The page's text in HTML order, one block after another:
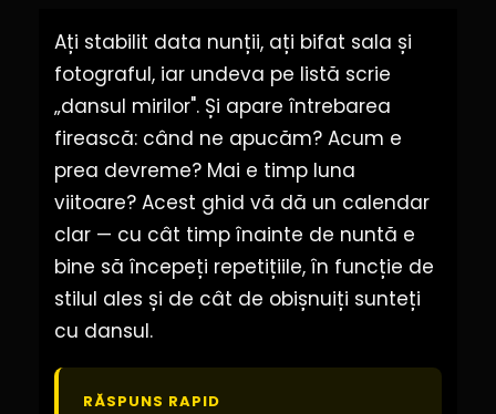
Ați stabilit data nunții, ați bifat sala și
fotograful, iar undeva pe listă scrie
„dansul mirilor". Și apare întrebarea
firească: când ne apucăm? Acum e
prea devreme? Mai e timp luna
viitoare? Acest ghid vă dă un calendar
clar — cu cât timp înainte de nuntă e
bine să începeți repetițiile, în funcție de
stilul ales și de cât de obișnuiți sunteți
cu dansul.
RĂSPUNS RAPID